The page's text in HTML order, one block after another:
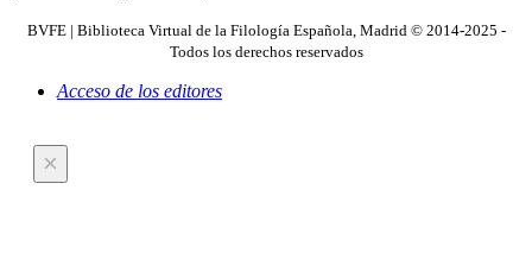
BVFE | Biblioteca Virtual de la Filología Española, Madrid © 2014-2025 -
Todos los derechos reservados
Acceso de los editores
×